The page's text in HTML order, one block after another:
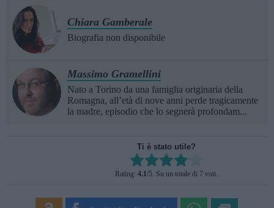
Chiara Gamberale
Biografia non disponibile
Massimo Gramellini
Nato a Torino da una famiglia originaria della
Romagna, all’età di nove anni perde tragicamente
la madre, episodio che lo segnerà profondam...
Ti è stato utile?
Rate this item:
SUBMIT RATING
Rating: 4.1/5. Su un totale di 7 voti.